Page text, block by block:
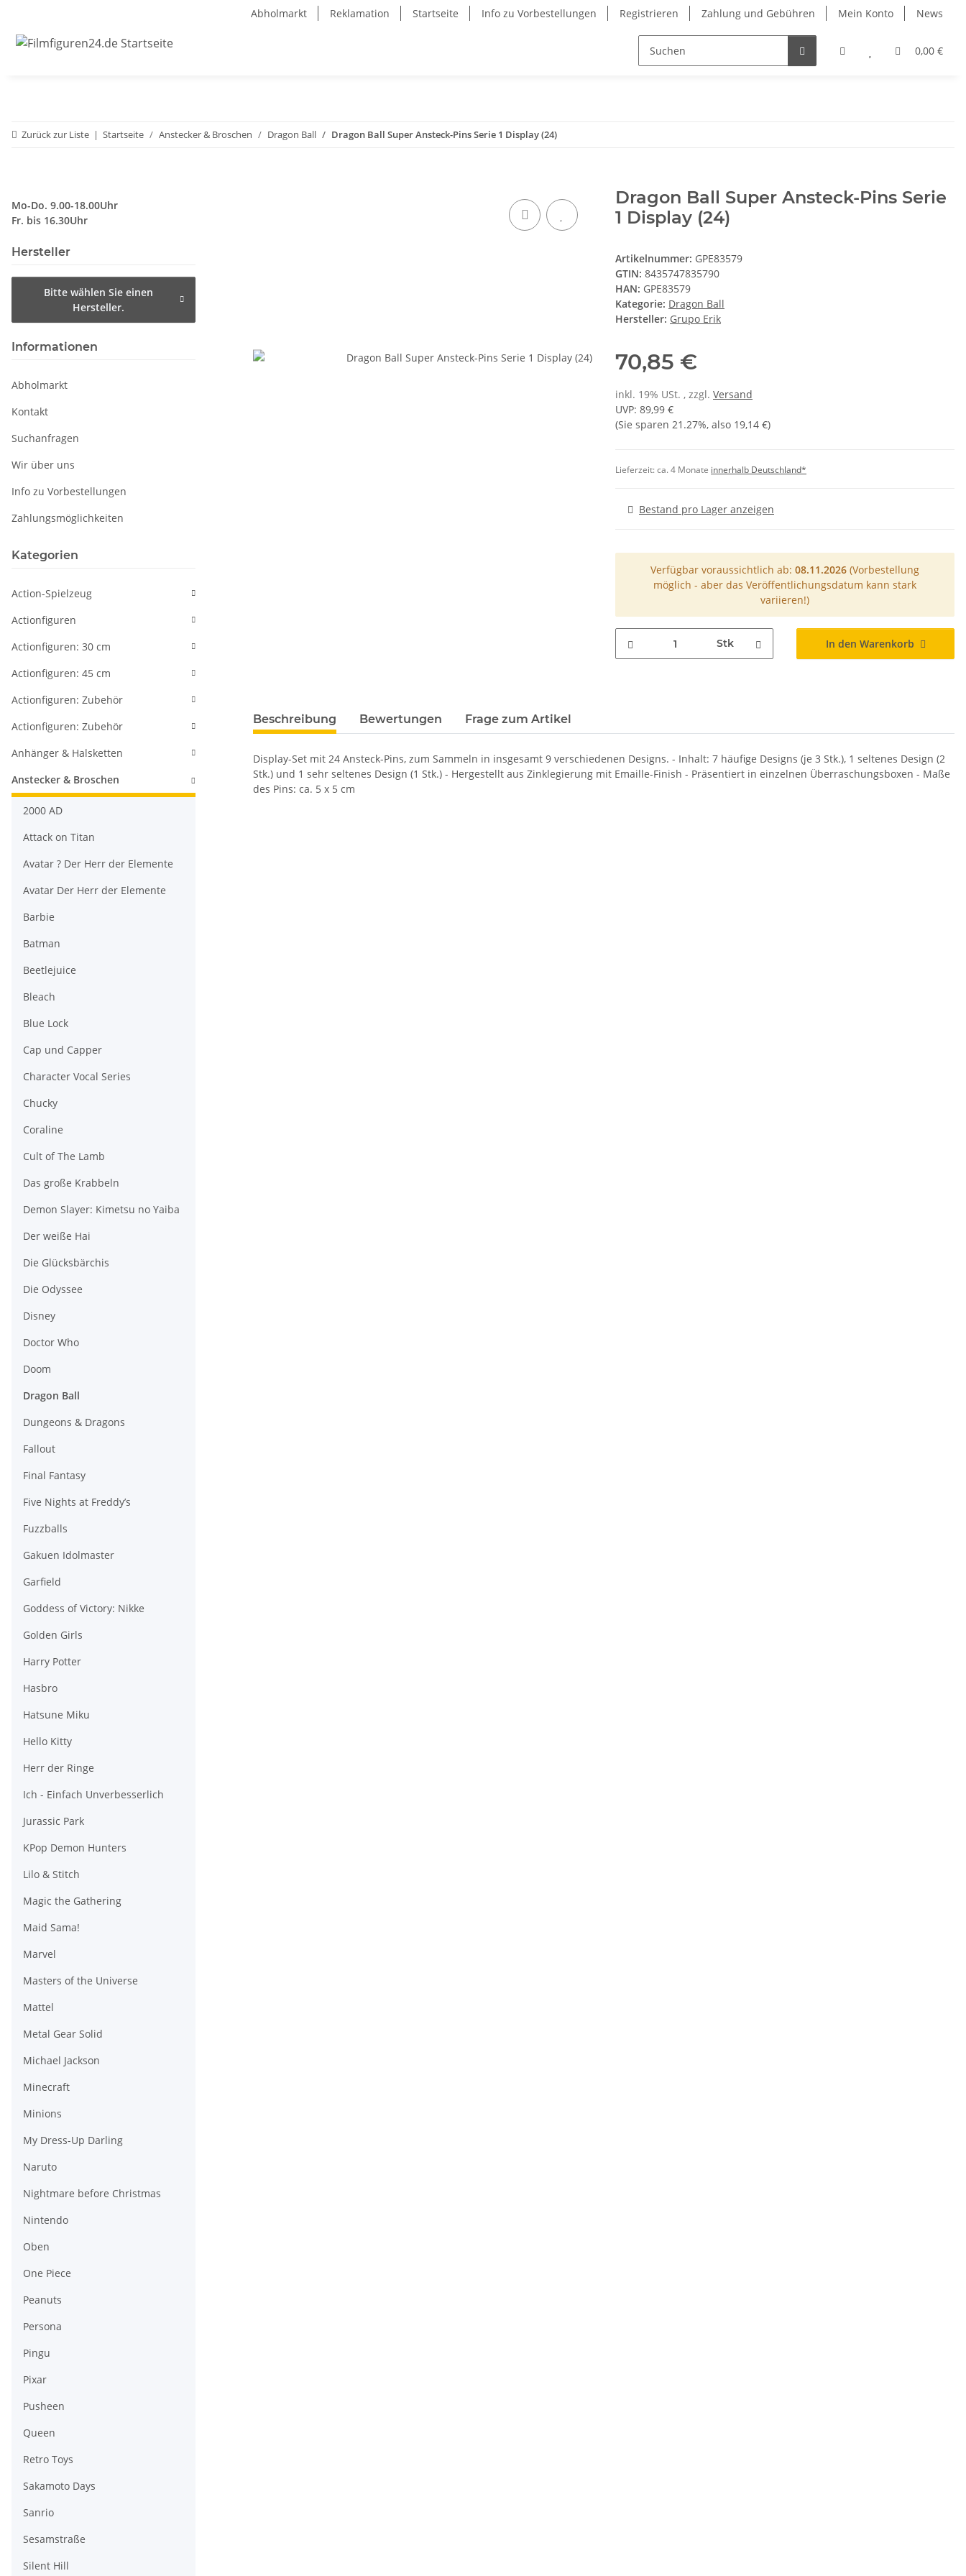
Abholmarkt Reklamation Startseite Info zu Vorbestellungen Registrieren Zahlung und Gebühren Mein Konto News
0,00 €
Zurück zur Liste Startseite Anstecker & Broschen Dragon Ball Dragon Ball Super Ansteck-Pins Serie 1 Display (24)
Dragon Ball Super Ansteck-Pins Serie
1 Display (24)
Artikelnummer: GPE83579
GTIN: 8435747835790
HAN: GPE83579
Kategorie: Dragon Ball
Hersteller: Grupo Erik
70,85 €
inkl. 19% USt. , zzgl. Versand
UVP: 89,99 €
(Sie sparen 21.27%, also 19,14 €)
Lieferzeit:ca. 4 Monate innerhalb Deutschland*
Bestand pro Lager anzeigen
Verfügbar voraussichtlich ab: 08.11.2026 (Vorbestellung
möglich - aber das Veröffentlichungsdatum kann stark
variieren!)
Stk In den Warenkorb
weitere Registerkarten anzeigen
Beschreibung Bewertungen Frage zum Artikel
Display-Set mit 24 Ansteck-Pins, zum Sammeln in insgesamt 9 verschiedenen Designs. - Inhalt: 7 häufige Designs (je 3 Stk.), 1 seltenes Design (2
Stk.) und 1 sehr seltenes Design (1 Stk.) - Hergestellt aus Zinklegierung mit Emaille-Finish - Präsentiert in einzelnen Überraschungsboxen - Maße
des Pins: ca. 5 x 5 cm
Mo-Do. 9.00-18.00Uhr
Fr. bis 16.30Uhr
Hersteller
Bitte wählen Sie einen
Hersteller.
Informationen
Abholmarkt
Kontakt
Suchanfragen
Wir über uns
Info zu Vorbestellungen
Zahlungsmöglichkeiten
Kategorien
Action-Spielzeug
Actionfiguren
Actionfiguren: 30 cm
Actionfiguren: 45 cm
Actionfiguren: Zubehör
Actionfiguren: Zubehör
Anhänger & Halsketten
Anstecker & Broschen
2000 AD
Attack on Titan
Avatar ? Der Herr der Elemente
Avatar Der Herr der Elemente
Barbie
Batman
Beetlejuice
Bleach
Blue Lock
Cap und Capper
Character Vocal Series
Chucky
Coraline
Cult of The Lamb
Das große Krabbeln
Demon Slayer: Kimetsu no Yaiba
Der weiße Hai
Die Glücksbärchis
Die Odyssee
Disney
Doctor Who
Doom
Dragon Ball
Dungeons & Dragons
Fallout
Final Fantasy
Five Nights at Freddy’s
Fuzzballs
Gakuen Idolmaster
Garfield
Goddess of Victory: Nikke
Golden Girls
Harry Potter
Hasbro
Hatsune Miku
Hello Kitty
Herr der Ringe
Ich - Einfach Unverbesserlich
Jurassic Park
KPop Demon Hunters
Lilo & Stitch
Magic the Gathering
Maid Sama!
Marvel
Masters of the Universe
Mattel
Metal Gear Solid
Michael Jackson
Minecraft
Minions
My Dress-Up Darling
Naruto
Nightmare before Christmas
Nintendo
Oben
One Piece
Peanuts
Persona
Pingu
Pixar
Pusheen
Queen
Retro Toys
Sakamoto Days
Sanrio
Sesamstraße
Silent Hill